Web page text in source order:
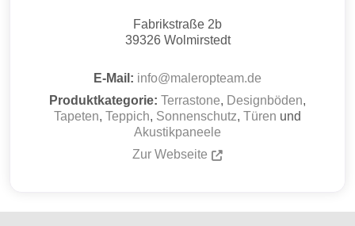
Fabrikstraße 2b
39326 Wolmirstedt
E-Mail: info@maleropteam.de
Produktkategorie: Terrastone, Designböden,
Tapeten, Teppich, Sonnenschutz, Türen und
Akustikpaneele
Zur Webseite